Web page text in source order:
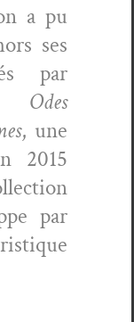
a pu
ses
par
Odes
, une
2015
par